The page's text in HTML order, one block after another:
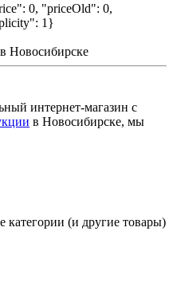
0, "priceOld": 0,
1}
Новосибирске
интернет-магазин с
в Новосибирске, мы
(и другие товары)